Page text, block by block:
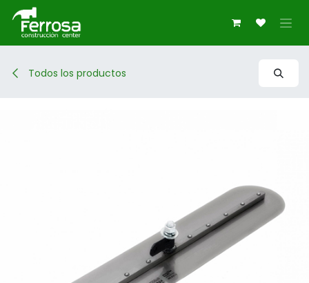
Ir al contenido
Todos los productos